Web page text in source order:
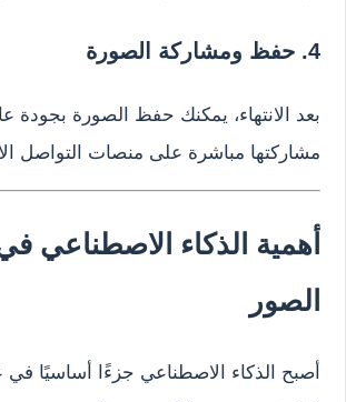
4. حفظ ومشاركة الصورة
بعد الانتهاء، يمكنك حفظ الصورة بجودة
مشاركتها مباشرة على منصات التواصل
أهمية الذكاء الاصطناعي
الصور
أصبح الذكاء الاصطناعي جزءًا أساسيًا في